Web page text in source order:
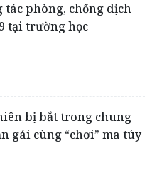
tác phòng, chống dịch
tại trường học
bị bắt trong chung
gái cùng “chơi” ma túy